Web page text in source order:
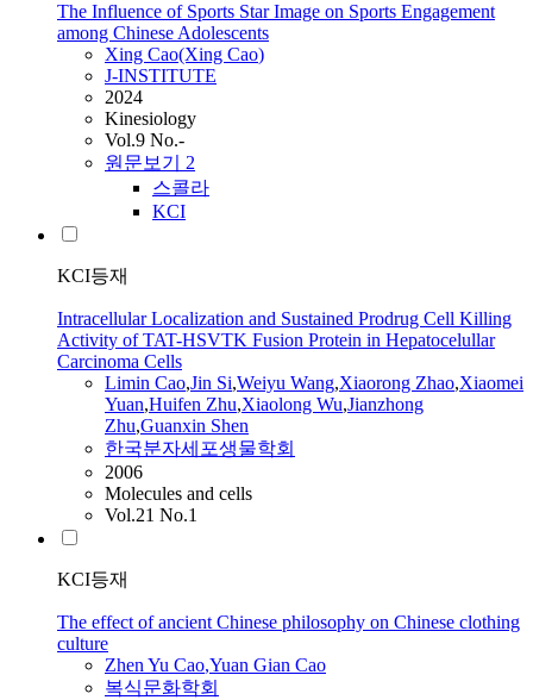
The Influence of Sports Star Image on Sports Engagement
among Chinese Adolescents
Xing Cao(Xing Cao)
J-INSTITUTE
2024
Kinesiology
Vol.9 No.-
원문보기 2
스콜라
KCI
KCI등재
Intracellular Localization and Sustained Prodrug Cell Killing
Activity of TAT-HSVTK Fusion Protein in Hepatocelullar
Carcinoma Cells
Limin Cao,Jin Si,Weiyu Wang,Xiaorong Zhao,Xiaomei
Yuan,Huifen Zhu,Xiaolong Wu,Jianzhong
Zhu,Guanxin Shen
한국분자세포생물학회
2006
Molecules and cells
Vol.21 No.1
KCI등재
The effect of ancient Chinese philosophy on Chinese clothing
culture
Zhen Yu Cao,Yuan Gian Cao
복식문화학회